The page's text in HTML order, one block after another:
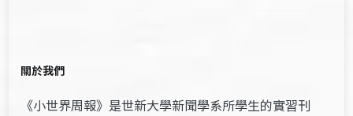
關於我們
《小世界周報》是世新大學新聞學系所學生的實習刊